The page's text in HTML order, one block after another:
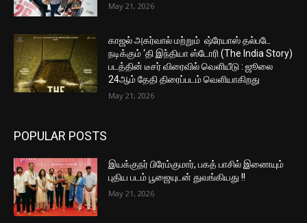
May 21, 2026
காஜல் அகர்வால் மற்றும் ஷ்ரேயாஸ் தல்படே
நடிக்கும் ‘தி இந்தியா ஸ்டோரி (The India Story)
படத்தின் டீசர் விரைவில் வெளியீடு : ஜூலை
24ஆம் தேதி திரைப்படம் வெளியாகிறது
May 21, 2026
POPULAR POSTS
இயக்குநர் பிரேம்குமார், பகத் பாசில் இணையும்
புதிய படம் பூஜையுடன் துவங்கியது !!
May 21, 2026